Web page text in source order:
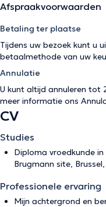
Afspraakvoorwaarden
Betaling ter plaatse
Tijdens uw bezoek kunt u
betaalmethode van uw
Annulatie
U kunt altijd annuleren tot
meer informatie ons
CV
Studies
Diploma vroedkunde
Brugmann site,
Professionele ervaring
Mijn achtergrond en